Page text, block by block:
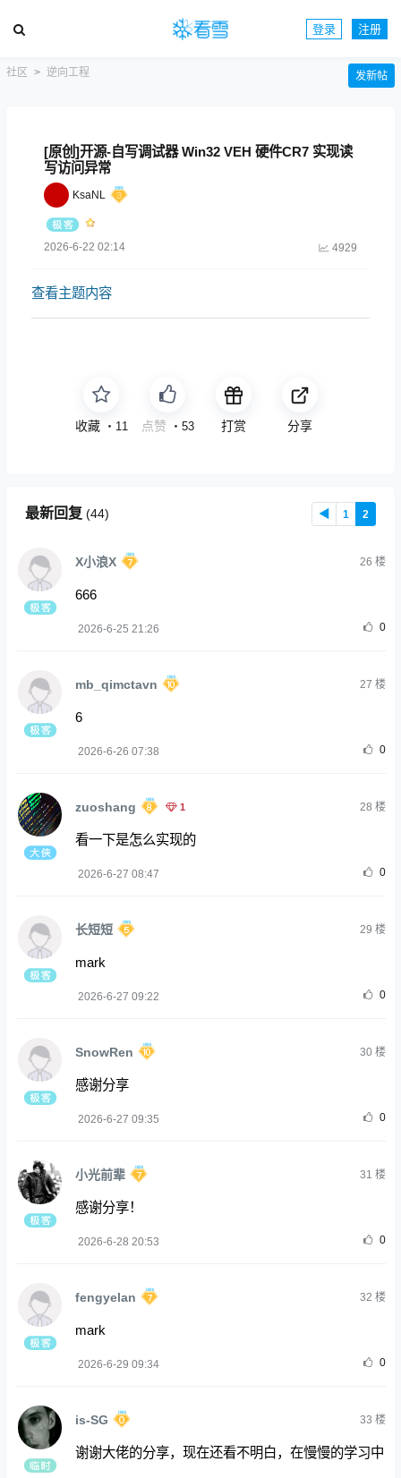
登录 注册
社区 逆向工程 发新帖
[原创]开源-自写调试器 Win32 VEH 硬件CR7 实现读
写访问异常
KsaNL
2026-6-22 02:14 4929
查看主题内容
收藏 ・ 11 免费 ・ 53 打赏 分享
最新回复 (44) ◀ 1 2
X小浪X 26 楼
666
2026-6-25 21:26 0
mb_qimctavn 27 楼
6
2026-6-26 07:38 0
zuoshang 1 28 楼
看一下是怎么实现的
2026-6-27 08:47 0
长短短 29 楼
mark
2026-6-27 09:22 0
SnowRen 30楼
感谢分享
2026-6-27 09:35 0
小光前辈 31 楼
感谢分享！
2026-6-28 20:53 0
fengyelan 32 楼
mark
2026-6-29 09:34 0
is-SG 33 楼
谢谢大佬的分享，现在还看不明白，在慢慢的学习中